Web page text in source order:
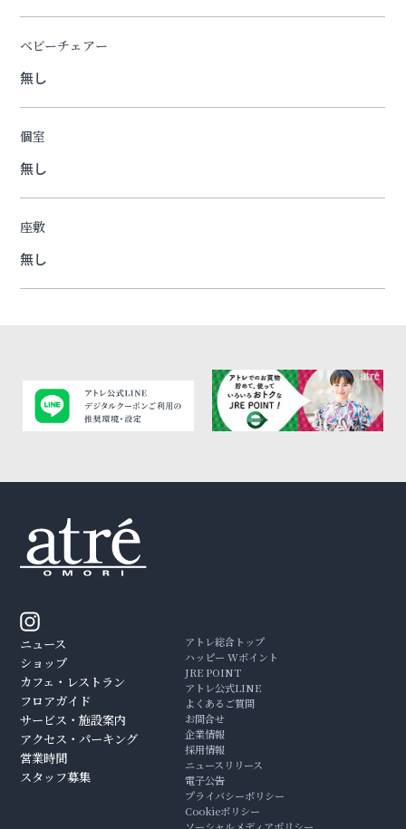
ベビーチェアー
無し
個室
無し
座敷
無し
ニュース
ショップ
カフェ・レストラン
フロアガイド
サービス・施設案内
アクセス・パーキング
営業時間
スタッフ募集
アトレ総合トップ
ハッピー Wポイント
JRE POINT
アトレ公式LINE
よくあるご質問
お問合せ
企業情報
採用情報
ニュースリリース
電子公告
プライバシーポリシー
Cookieポリシー